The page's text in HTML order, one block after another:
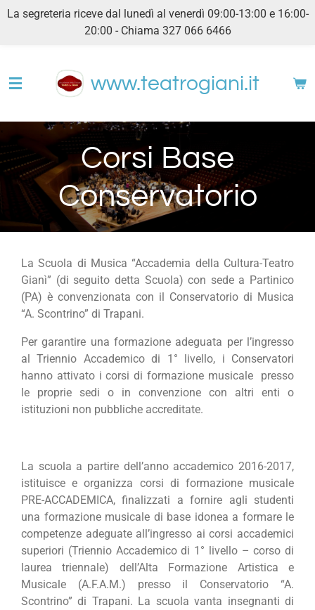
Vai
La segreteria riceve dal lunedì al venerdì 09:00-13:00 e 16:00-
20:00 - Chiama 327 066 6466
www.teatrogiani.it
Corsi Base
Conservatorio
La Scuola di Musica “Accademia della Cultura-Teatro
Gianì” (di seguito detta Scuola) con sede a Partinico
(PA) è convenzionata con il Conservatorio di Musica
“A. Scontrino” di Trapani.
Per garantire una formazione adeguata per l’ingresso
al Triennio Accademico di 1° livello, i Conservatori
hanno attivato i corsi di formazione musicale presso
le proprie sedi o in convenzione con altri enti o
istituzioni non pubbliche accreditate.
La scuola a partire dell’anno accademico 2016-2017,
istituisce e organizza corsi di formazione musicale
PRE-ACCADEMICA, finalizzati a fornire agli studenti
una formazione musicale di base idonea a formare le
competenze adeguate all’ingresso ai corsi accademici
superiori (Triennio Accademico di 1° livello – corso di
laurea triennale) dell’Alta Formazione Artistica e
Musicale (A.F.A.M.) presso il Conservatorio “A.
Scontrino” di Trapani. La scuola vanta insegnanti di